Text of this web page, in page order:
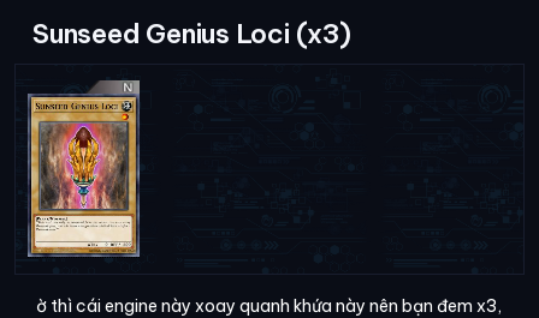
Sunseed Genius Loci (x3)
ờ thì cái engine này xoay quanh khứa này nên bạn đem x3,